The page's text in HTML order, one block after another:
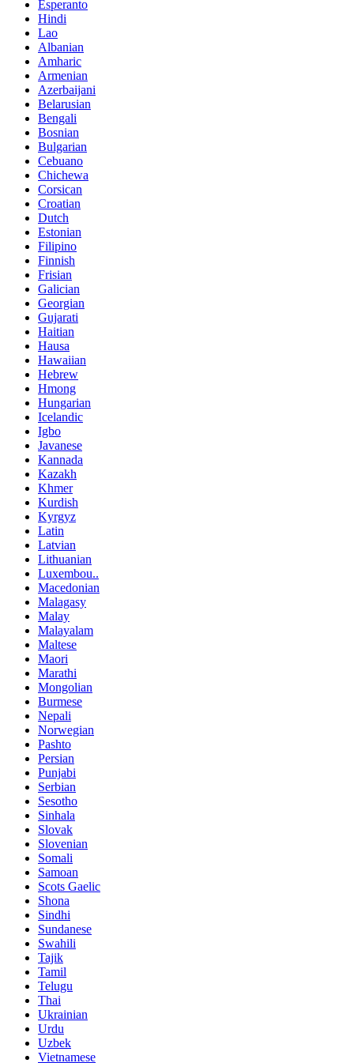
Esperanto
Hindi
Lao
Albanian
Amharic
Armenian
Azerbaijani
Belarusian
Bengali
Bosnian
Bulgarian
Cebuano
Chichewa
Corsican
Croatian
Dutch
Estonian
Filipino
Finnish
Frisian
Galician
Georgian
Gujarati
Haitian
Hausa
Hawaiian
Hebrew
Hmong
Hungarian
Icelandic
Igbo
Javanese
Kannada
Kazakh
Khmer
Kurdish
Kyrgyz
Latin
Latvian
Lithuanian
Luxembou..
Macedonian
Malagasy
Malay
Malayalam
Maltese
Maori
Marathi
Mongolian
Burmese
Nepali
Norwegian
Pashto
Persian
Punjabi
Serbian
Sesotho
Sinhala
Slovak
Slovenian
Somali
Samoan
Scots Gaelic
Shona
Sindhi
Sundanese
Swahili
Tajik
Tamil
Telugu
Thai
Ukrainian
Urdu
Uzbek
Vietnamese